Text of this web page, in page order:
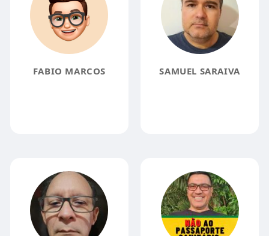
FABIO MARCOS SAMUEL SARAIVA